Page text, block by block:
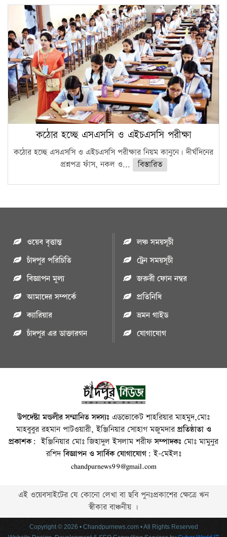
কঠোর হচ্ছে এসএসসি ও এইচএসসি পরীক্ষা
কঠোর হচ্ছে এসএসসি ও এইচএসসি পরীক্ষার নিয়ম কানুনে। দীর্ঘদিনের
প্রশ্নপত্র ফাঁস, নকল ও...
বিস্তারিত
ওয়েব বৃত্তান্ত
চাঁদপুর পরিচিতি
বিজ্ঞাপন মুল্য
আমাদের সম্পর্কে
ক্যারিয়ার
চাঁদপুর এর ডাক্তারগন
লঞ্চ সময়সূচী
ট্রেন সময়সূচী
জরুরী ফোন নম্বর
প্রতিনিধি
ভ্রমন গাইড
যোগাযোগ
উপদেষ্টা মন্ডলীর সম্মানিত সদস্যঃ এডভোকেট শাহরিয়ার মাহমুদ,মোঃ
মাহবুবুর রহমান পাটওয়ারী, ইঞ্জিনিয়ার সোহাগ মজুমদারপ্রতিষ্ঠাতা ও
প্রকাশক: ইঞ্জিনিয়ার মোঃ জিহাদুল ইসলাম শরীফসম্পাদকঃ মোঃ মামুনুর
রশিদবিজ্ঞাপন ও সার্বিক যোগাযোগ: ই-মেইলঃ
chandpurnews99@gmail.com
এই ওয়েবসাইটের যে কোনো লেখা বা ছবি পুনঃপ্রকাশের ক্ষেত্রে ঋন
স্বীকার বাঞ্চনীয় ।
Copyright © 2026 • Chandpurnews.com • All Rights Reserved